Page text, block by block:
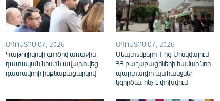
ՀԵՏԵՎԵՔ ՄԵԶ
«Ազատության» բոլոր կայքերը
ՕԳՈՍՏՈՍ 07, 2026
Կաթողիկոսի գործով առաջին
դատական նիստն ավարտվեց
դատավորի ինքնաբացարկով
ՕԳՈՍՏՈՍ 07, 2026
Սեպտեմբերի 1-ից Մոսկվայում
ՀՀ քաղաքացիների համար նոր
պարտադիր պահանջներ
կգործեն. ինչ է փոխվում